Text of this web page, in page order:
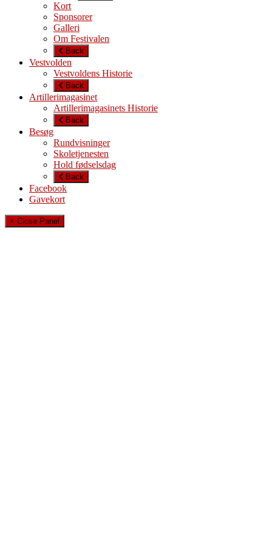
Kort
Sponsorer
Galleri
Om Festivalen
Back
Vestvolden
Vestvoldens Historie
Back
Artillerimagasinet
Artillerimagasinets Historie
Back
Besøg
Rundvisninger
Skoletjenesten
Hold fødselsdag
Back
Facebook
Gavekort
× Close Panel